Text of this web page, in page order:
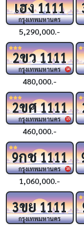
เฮง1111
กรุงเทพมหานคร
5,290,000.-
14
2ขว1111
กรุงเทพมหานคร
480,000.-
15
2ขศ1111
กรุงเทพมหานคร
460,000.-
16
9กช1111
กรุงเทพมหานคร
1,060,000.-
3ขย1111
กรุงเทพมหานคร